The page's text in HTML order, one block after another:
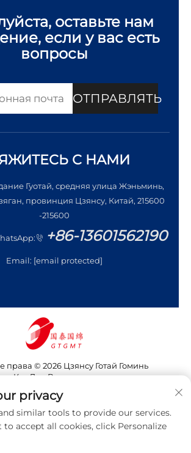
оставьте нам
если у вас есть
вопросы
ОТПРАВЛЯТЬ
С НАМИ
Гуотай, средняя улица Жэньминь,
провинция Цзянсу, Китай, 215600
-215600
+86-13601562190
Email: [email protected]
права © 2026 Цзянсу Готай Гоминь
Ко., Лтд. Все права защищены
конфиденциальности
privacy
similar tools to provide our services.
accept all cookies, click Personalize